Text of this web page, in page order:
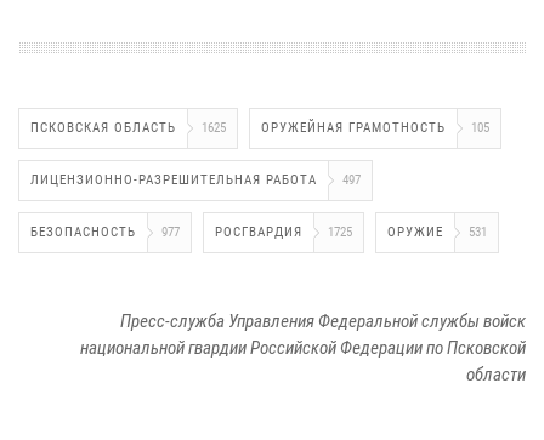
ПСКОВСКАЯ ОБЛАСТЬ 1625 ОРУЖЕЙНАЯ ГРАМОТНОСТЬ 105
ЛИЦЕНЗИОННО-РАЗРЕШИТЕЛЬНАЯ РАБОТА 497
БЕЗОПАСНОСТЬ 977 РОСГВАРДИЯ 1725 ОРУЖИЕ 531
Пресс-служба Управления Федеральной службы войск
национальной гвардии Российской Федерации по Псковской
области